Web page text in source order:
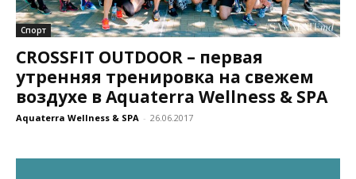
Спорт
CROSSFIT OUTDOOR – первая
утренняя тренировка на свежем
воздухе в Aquaterra Wellness & SPA
Aquaterra Wellness & SPA - 26.06.2017